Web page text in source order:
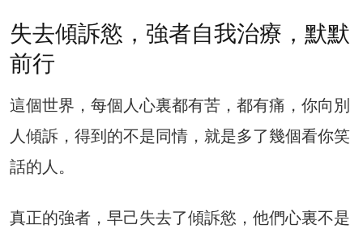
失去傾訴慾，強者自我治療，默默
前行
這個世界，每個人心裏都有苦，都有痛，你向別
人傾訴，得到的不是同情，就是多了幾個看你笑
話的人。
真正的強者，早己失去了傾訴慾，他們心裏不是